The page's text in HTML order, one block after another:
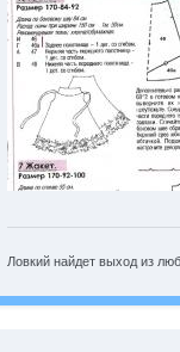
Ловкий найдет выход из